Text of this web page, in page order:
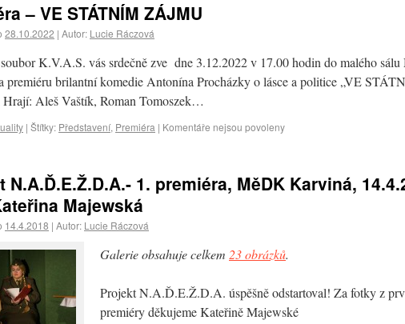
– VE STÁTNÍM ZÁJMU
28.10.2022 | Autor: Lucie Ráczová
K.V.A.S. vás srdečně zve dne 3.12.2022 v 17.00 hodin do malého
premiéru brilantní komedie Antonína Procházky o lásce a politice „VE
Aleš Vaštík, Roman Tomoszek…
| Štítky: Představení, Premiéra | Komentáře nejsou povoleny
N.A.Ď.E.Ž.D.A.- 1. premiéra, MěDK Karviná,
Majewská
14.4.2018 | Autor: Lucie Ráczová
Galerie obsahuje celkem 23 obrázků.
Projekt N.A.Ď.E.Ž.D.A. úspěšně odstartoval! Za fotky z
premiéry děkujeme Kateřině Majewské